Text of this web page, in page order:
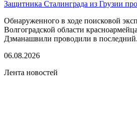
Защитника Сталинграда из Грузии
Обнаруженного в ходе поисковой
Волгоградской области
Дзманашвили проводили в
06.08.2026
Лента новостей